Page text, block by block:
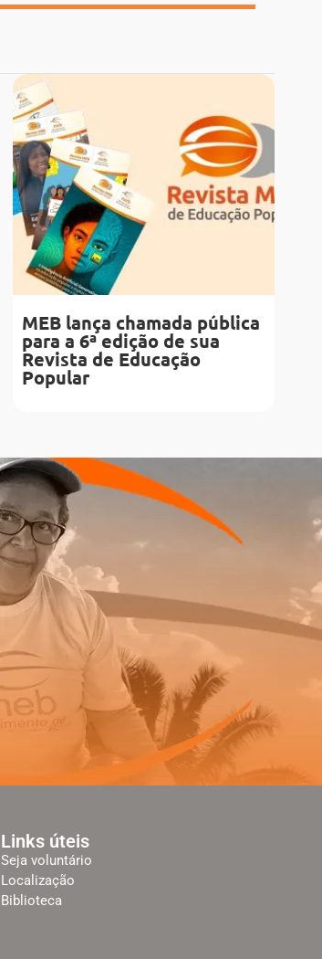
MEB lança chamada pública
para a 6ª edição de sua
Revista de Educação
Popular
Links úteis
Seja voluntário
Localização
Biblioteca